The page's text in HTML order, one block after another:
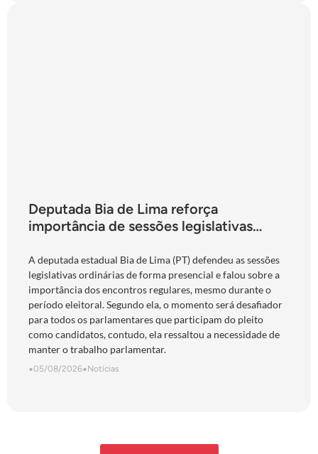
Deputada Bia de Lima reforça
importância de sessões legislativas
“obrigação com o povo de Goiás”
A deputada estadual Bia de Lima (PT) defendeu as sessões
legislativas ordinárias de forma presencial e falou sobre a
importância dos encontros regulares, mesmo durante o
período eleitoral. Segundo ela, o momento será desafiador
para todos os parlamentares que participam do pleito
como candidatos, contudo, ela ressaltou a necessidade de
manter o trabalho parlamentar.
•05/08/2026•Notícias